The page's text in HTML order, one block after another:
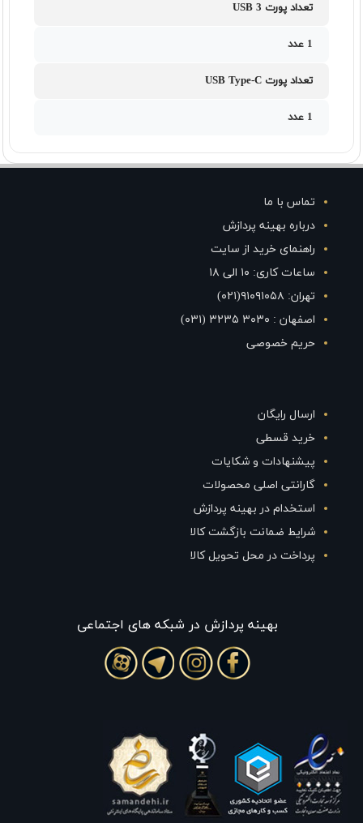
تعداد پورت USB 3
1 عدد
تعداد پورت USB Type-C
1 عدد
تماس با ما
درباره بهینه پردازش
راهنمای خرید از سایت
ساعات کاری: ۱۰ الی ۱۸
تهران: ۹۱۰۹۱۰۵۸(۰۲۱)
اصفهان : ۳۰۳۰ ۳۲۳۵ (۰۳۱)
حریم خصوصی
ارسال رایگان
خرید قسطی
پیشنهادات و شکایات
گارانتی اصلی محصولات
استخدام در بهینه پردازش
شرایط ضمانت بازگشت کالا
پرداخت در محل تحویل کالا
بهينه پردازش در شبکه های اجتماعی